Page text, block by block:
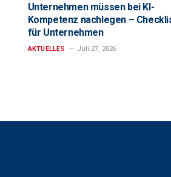
Unternehmen müssen bei KI-
Kompetenz nachlegen –
für Unternehmen
AKTUELLES Juli 27, 2026